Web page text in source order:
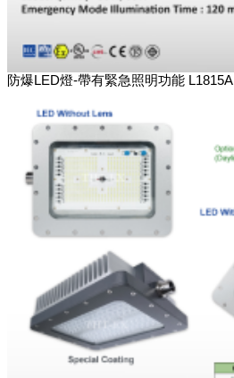
防爆LED燈-帶有緊急照明功能 L1815A